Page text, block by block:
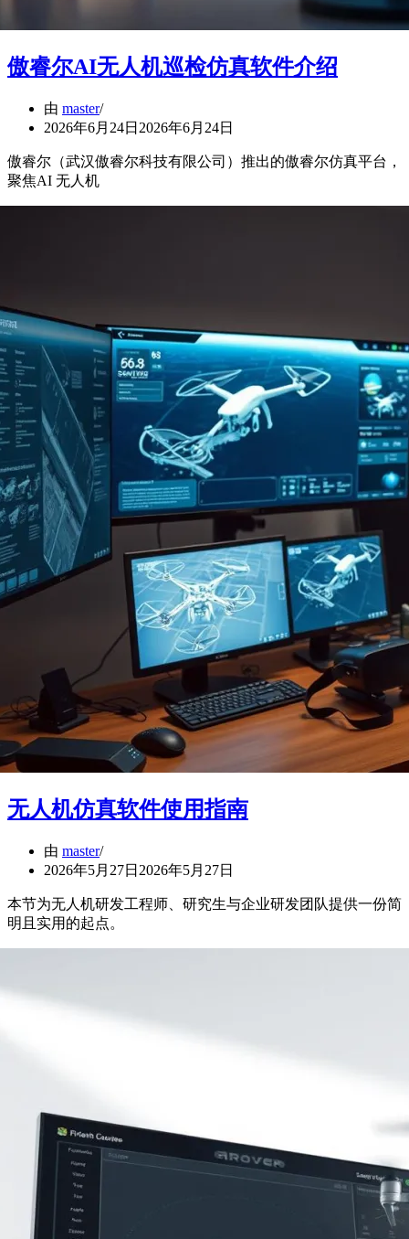
傲睿尔AI无人机巡检仿真软件介绍
由 master
2026年6月24日 2026年6月24日
傲睿尔（武汉傲睿尔科技有限公司）推出的傲睿尔仿真平台，
聚焦AI 无人机
无人机仿真软件使用指南
由 master
2026年5月27日 2026年5月27日
本节为无人机研发工程师、研究生与企业研发团队提供一份简
明且实用的起点。